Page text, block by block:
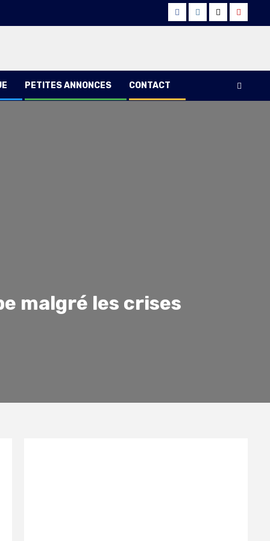
FacebookInstagram
Twitter
PETITES ANNONCES CONTACT
malgré les crises